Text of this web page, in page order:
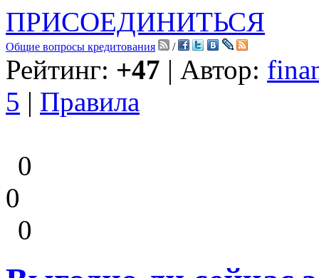
ПРИСОЕДИНИТЬСЯ
Общие вопросы кредитования /
Рейтинг: +47 | Автор:
5 | Правила
0
0
0